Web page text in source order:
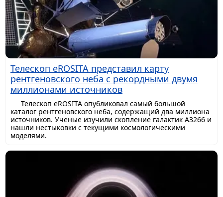
Телескоп eROSITA представил карту
рентгеновского неба с рекордными двумя
миллионами источников
Телескоп eROSITA опубликовал самый большой
каталог рентгеновского неба, содержащий два миллиона
источников. Ученые изучили скопление галактик A3266 и
нашли нестыковки с текущими космологическими
моделями.